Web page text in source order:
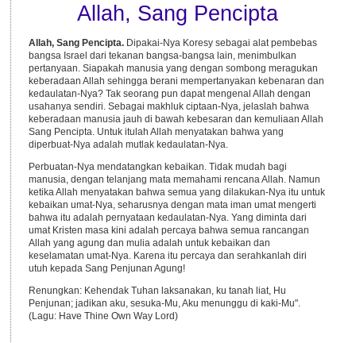
Allah, Sang Pencipta
Allah, Sang Pencipta.Dipakai-Nya Koresy sebagai alat pembebas
bangsa Israel dari tekanan bangsa-bangsa lain, menimbulkan
pertanyaan. Siapakah manusia yang dengan sombong meragukan
keberadaan Allah sehingga berani mempertanyakan kebenaran dan
kedaulatan-Nya? Tak seorang pun dapat mengenal Allah dengan
usahanya sendiri. Sebagai makhluk ciptaan-Nya, jelaslah bahwa
keberadaan manusia jauh di bawah kebesaran dan kemuliaan Allah
Sang Pencipta. Untuk itulah Allah menyatakan bahwa yang
diperbuat-Nya adalah mutlak kedaulatan-Nya.
Perbuatan-Nya mendatangkan kebaikan. Tidak mudah bagi
manusia, dengan telanjang mata memahami rencana Allah. Namun
ketika Allah menyatakan bahwa semua yang dilakukan-Nya itu untuk
kebaikan umat-Nya, seharusnya dengan mata iman umat mengerti
bahwa itu adalah pernyataan kedaulatan-Nya. Yang diminta dari
umat Kristen masa kini adalah percaya bahwa semua rancangan
Allah yang agung dan mulia adalah untuk kebaikan dan
keselamatan umat-Nya. Karena itu percaya dan serahkanlah diri
utuh kepada Sang Penjunan Agung!
Renungkan: Kehendak Tuhan laksanakan, ku tanah liat, Hu
Penjunan; jadikan aku, sesuka-Mu, Aku menunggu di kaki-Mu".
(Lagu: Have Thine Own Way Lord)